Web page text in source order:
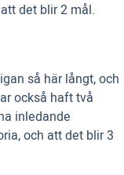
det blir 2 mål.
så här långt, och
också haft två
inledande
och att det blir 3